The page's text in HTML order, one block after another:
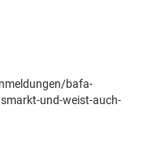
bafa-
und-weist-auch-